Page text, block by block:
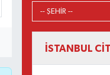
İSTANBUL